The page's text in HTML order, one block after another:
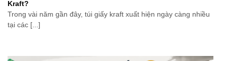
Kraft?
Trong vài năm gần đây, túi giấy kraft xuất hiện ngày càng nhiều
tại các [...]